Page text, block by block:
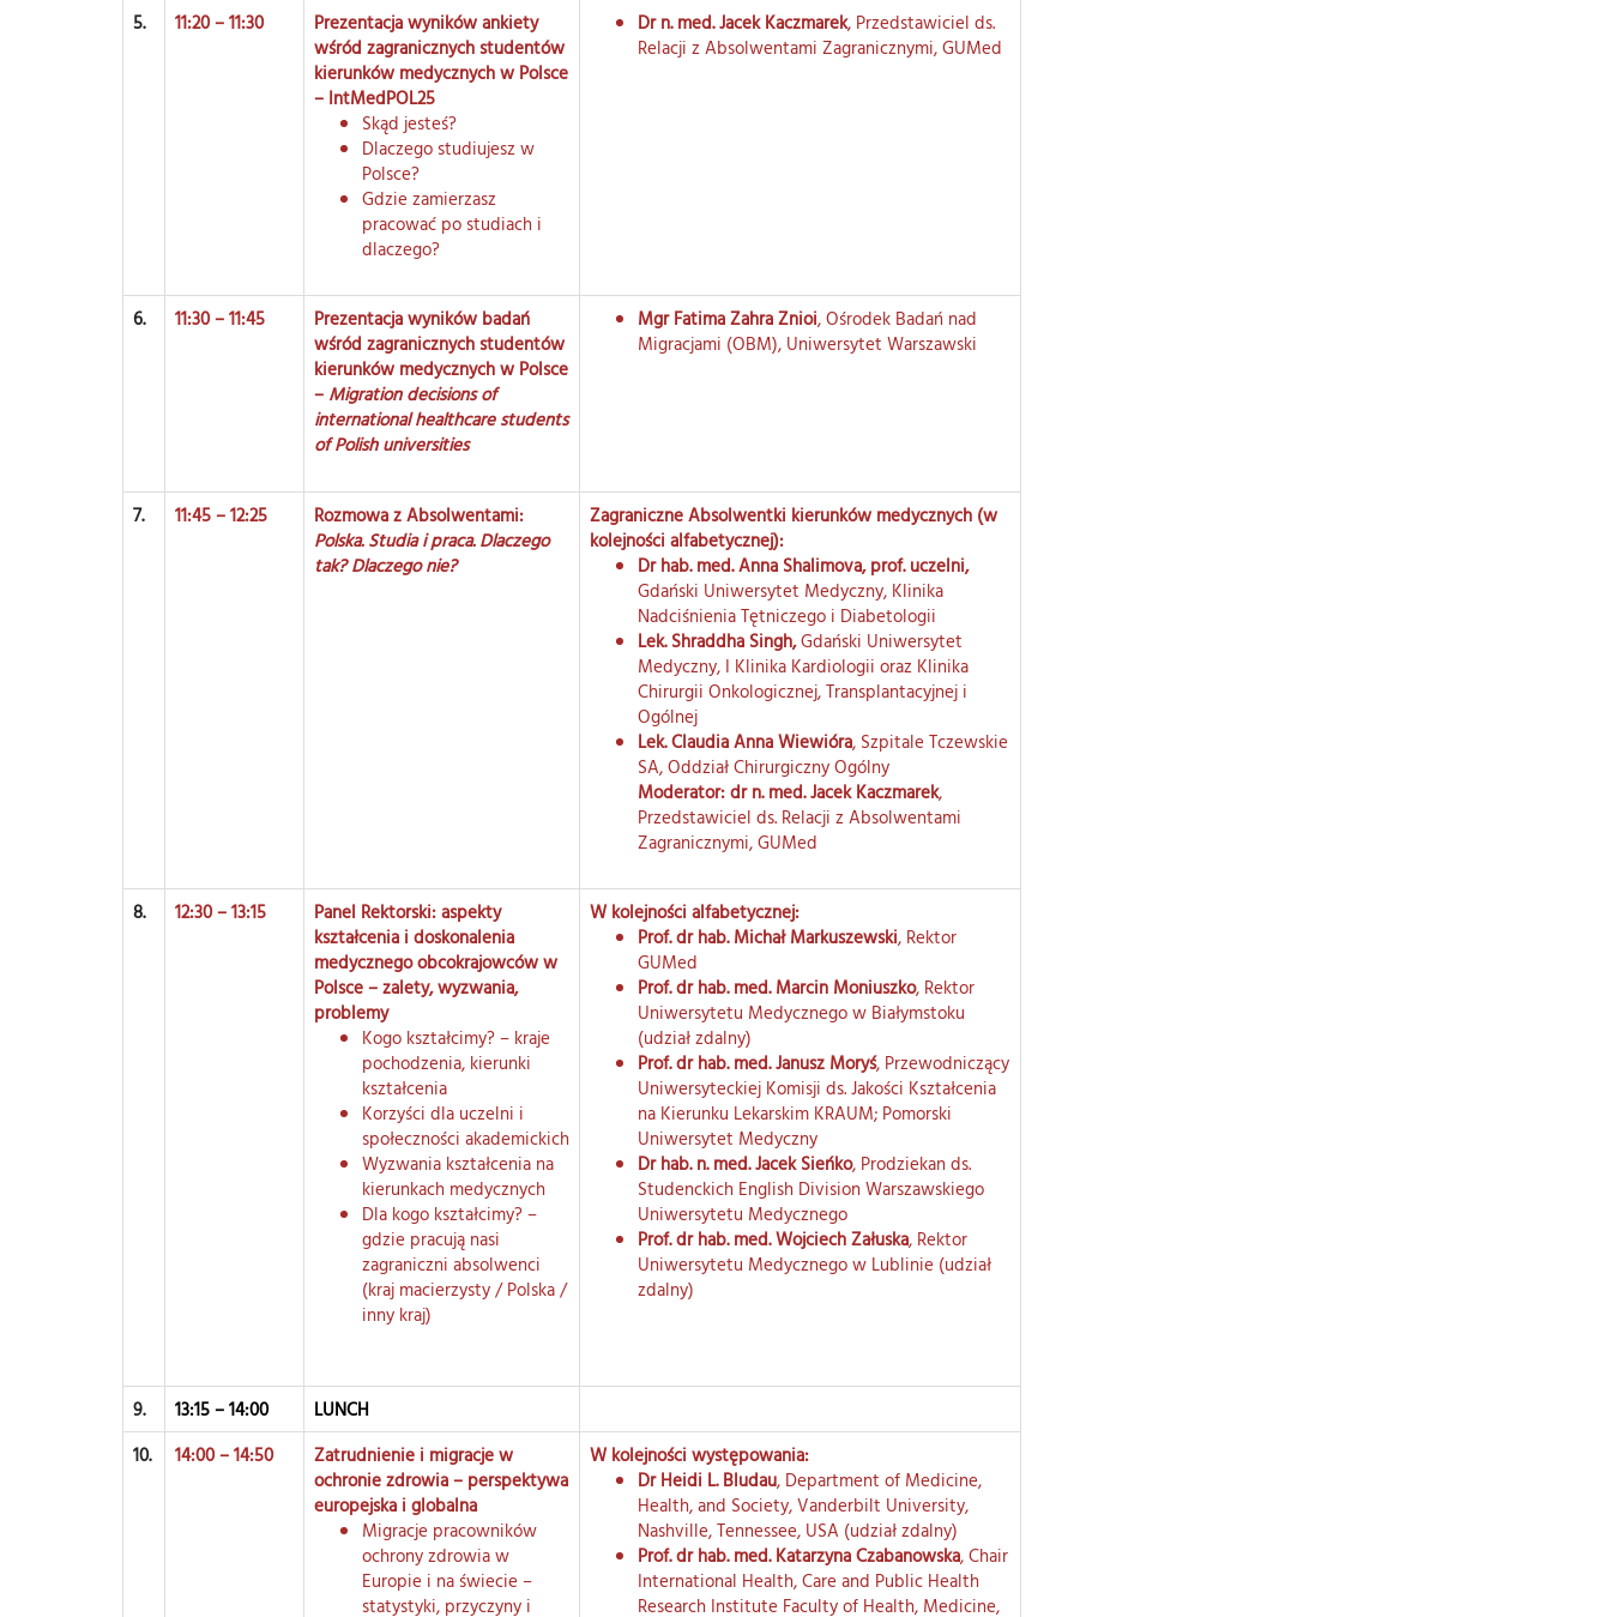
5.
11:20 – 11:30
Prezentacja wyników ankiety
wśród zagranicznych studentów
kierunków medycznych w Polsce
– IntMedPOL25
Skąd jesteś?
Dlaczego studiujesz w
Polsce?
Gdzie zamierzasz
pracować po studiach i
dlaczego?
Dr n. med. Jacek Kaczmarek, Przedstawiciel ds.
Relacji z Absolwentami Zagranicznymi, GUMed
6. 11:30 – 11:45
Prezentacja wyników badań
wśród zagranicznych studentów
kierunków medycznych w Polsce
– Migration decisions of
international healthcare students
of Polish universities
Mgr Fatima Zahra Znioi, Ośrodek Badań nad
Migracjami (OBM), Uniwersytet Warszawski
7. 11:45 – 12:25
Rozmowa z Absolwentami:
Polska. Studia i praca. Dlaczego
tak? Dlaczego nie?
Zagraniczne Absolwentki kierunków medycznych (w
kolejności alfabetycznej):
Dr hab. med. Anna Shalimova, prof. uczelni,
Gdański Uniwersytet Medyczny, Klinika
Nadciśnienia Tętniczego i Diabetologii
Lek. Shraddha Singh,Gdański Uniwersytet
Medyczny, I Klinika Kardiologii oraz Klinika
Chirurgii Onkologicznej, Transplantacyjnej i
Ogólnej
Lek. Claudia Anna Wiewióra, Szpitale Tczewskie
SA, Oddział Chirurgiczny Ogólny
Moderator: dr n. med. Jacek Kaczmarek,
Przedstawiciel ds. Relacji z Absolwentami
Zagranicznymi, GUMed
8. 12:30 – 13:15
Panel Rektorski: aspekty
kształcenia i doskonalenia
medycznego obcokrajowców w
Polsce – zalety, wyzwania,
problemy
Kogo kształcimy? – kraje
pochodzenia, kierunki
kształcenia
Korzyści dla uczelni i
społeczności akademickich
Wyzwania kształcenia na
kierunkach medycznych
Dla kogo kształcimy? –
gdzie pracują nasi
zagraniczni absolwenci
(kraj macierzysty / Polska /
inny kraj)
W kolejności alfabetycznej:
Prof. dr hab. Michał Markuszewski, Rektor
GUMed
Prof. dr hab. med. Marcin Moniuszko, Rektor
Uniwersytetu Medycznego w Białymstoku
(udział zdalny)
Prof. dr hab. med. Janusz Moryś, Przewodniczący
Uniwersyteckiej Komisji ds. Jakości Kształcenia
na Kierunku Lekarskim KRAUM; Pomorski
Uniwersytet Medyczny
Dr hab. n. med. Jacek Sieńko, Prodziekan ds.
Studenckich English Division Warszawskiego
Uniwersytetu Medycznego
Prof. dr hab. med. Wojciech Załuska, Rektor
Uniwersytetu Medycznego w Lublinie (udział
zdalny)
9. 13:15 – 14:00
LUNCH
10.
14:00 – 14:50
Zatrudnienie i migracje w
ochronie zdrowia – perspektywa
europejska i globalna
Migracje pracowników
ochrony zdrowia w
Europie i na świecie –
statystyki, przyczyny i
W kolejności występowania:
Dr Heidi L. Bludau, Department of Medicine,
Health, and Society, Vanderbilt University,
Nashville, Tennessee, USA (udział zdalny)
Prof. dr hab. med. Katarzyna Czabanowska, Chair
International Health, Care and Public Health
Research Institute Faculty of Health, Medicine,